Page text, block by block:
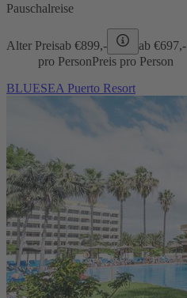
Pauschalreise
Alter Preisab €899,- ab €697,-
pro PersonPreis pro Person
BLUESEA Puerto Resort